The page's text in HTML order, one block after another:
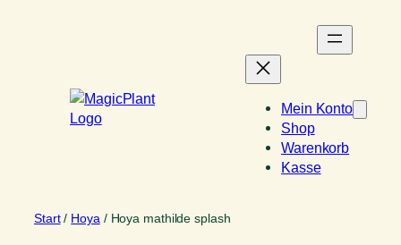
Mein Konto
Shop
Warenkorb
Kasse
Start/ Hoya / Hoya mathilde splash